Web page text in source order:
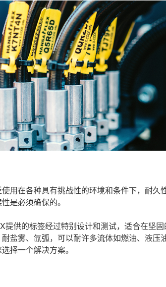
用在各种具有挑战性的环境和条件下，耐久
是必须确保的。
提供的标签经过特别设计和测试，适合在坚
盐雾、氙弧，可以耐许多流体如燃油、液压
择一个解决方案。